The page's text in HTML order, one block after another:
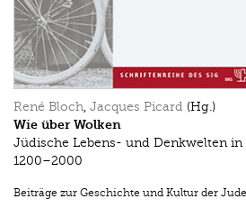
René Bloch, Jacques Picard (Hg.)
Wie über Wolken
Jüdische Lebens- und Denkwelten in
1200–2000
Beiträge zur Geschichte und Kultur der